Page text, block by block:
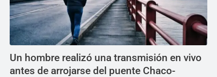
Un hombre realizó una transmisión en vivo
antes de arrojarse del puente Chaco-